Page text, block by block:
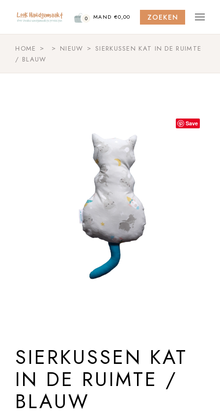
content
0 MAND €0,00 ZOEKEN
HOME NIEUW
SIERKUSSEN KAT IN DE RUIMTE
/ BLAUW
Save
SIERKUSSEN KAT
IN DE RUIMTE /
BLAUW